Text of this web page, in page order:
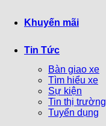
Khuyến mãi
Tin Tức
Bàn giao xe
Tìm hiểu xe
Sự kiện
Tin thị trường
Tuyển dụng